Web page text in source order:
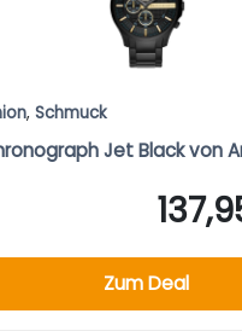
, Schmuck
Jet Black von
Zum Deal